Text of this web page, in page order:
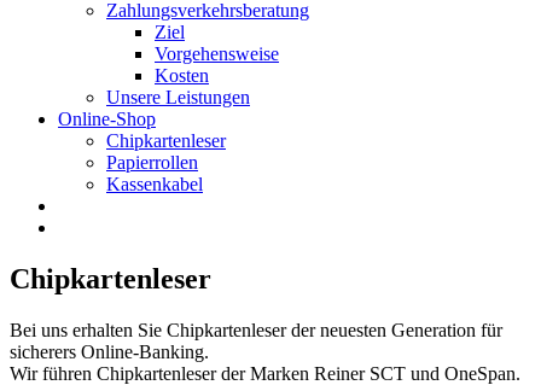
Zahlungsverkehrsberatung
Ziel
Vorgehensweise
Kosten
Unsere Leistungen
Online-Shop
Chipkartenleser
Papierrollen
Kassenkabel
Chipkartenleser
Bei uns erhalten Sie Chipkartenleser der neuesten Generation für
sicherers Online-Banking.
Wir führen Chipkartenleser der Marken Reiner SCT und OneSpan.